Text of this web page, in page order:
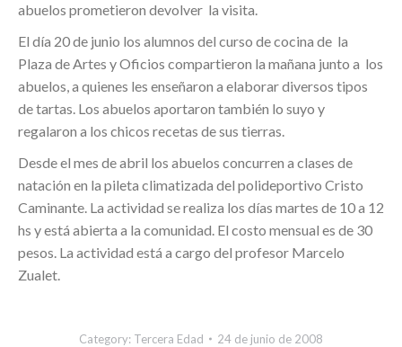
abuelos prometieron devolver la visita.
El día 20 de junio los alumnos del curso de cocina de la
Plaza de Artes y Oficios compartieron la mañana junto a los
abuelos, a quienes les enseñaron a elaborar diversos tipos
de tartas. Los abuelos aportaron también lo suyo y
regalaron a los chicos recetas de sus tierras.
Desde el mes de abril los abuelos concurren a clases de
natación en la pileta climatizada del polideportivo Cristo
Caminante. La actividad se realiza los días martes de 10 a 12
hs y está abierta a la comunidad. El costo mensual es de 30
pesos. La actividad está a cargo del profesor Marcelo
Zualet.
Category: Tercera Edad 24 de junio de 2008